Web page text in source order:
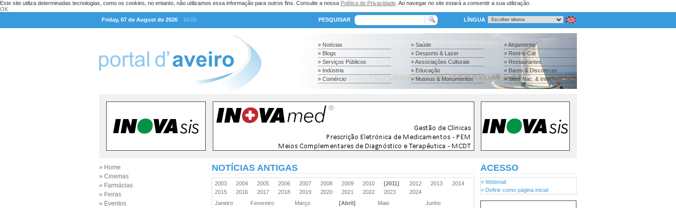
Este site utiliza determinadas tecnologias, como os cookies, no entanto, não utilizamos essa informação para outros fins. Consulte a nossa Política de Privacidade . Ao navegar no site estará a consentir a sua utilização.
OK
Friday, 07 de August de 2026
16:05 PESQUISAR LÍNGUA
» Notícias
» Blogs
» Serviços Públicos
» Indústria
» Comércio
» Saúde
» Desporto & Lazer
» Associações Culturais
» Educação
» Museus & Monumentos
» Alojamento
» Rent-a-Car
» Restaurantes
» Bares & Discotecas
» Sites Nac. & Inter.
» Home
» Cinemas
» Farmácias
» Feiras
» Eventos
NOTÍCIAS ANTIGAS
2003 2004 2005 2006 2007 2008 2009 2010 [2011] 2012 2013
2014
2015
2016 2017 2018 2019 2020 2021 2022 2023
2024
Janeiro
Fevereiro Março [Abril] Maio
Junho
ACESSO
» Webmail
» Definir como página inicial